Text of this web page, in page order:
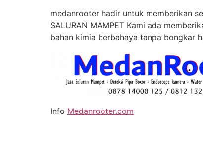
medanrooter hadir untuk memberikan
SALURAN MAMPET Kami ada
bahan kimia berbahaya tanpa bongkar
Info Medanrooter.com